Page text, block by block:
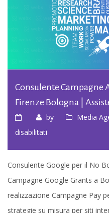
Consulente Campagne
Firenze Bologna |
by Media
disabilitati
Campagne
ADS
Google
per
Consulente Google per il No
Campagne Google Grants a
realizzazione Campagne Pay
strategie su misura per siti